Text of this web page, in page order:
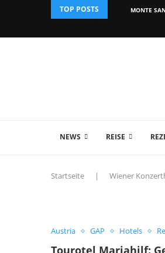
TOP POSTS MONTE
NEWS REISE
Startseite | Wiener
Austria GAP Hotels